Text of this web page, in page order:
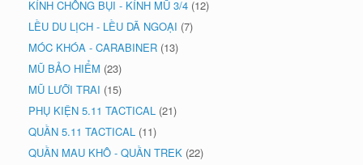
KÍNH CHỐNG BỤI - KÍNH MŨ 3/4 (12)
LỀU DU LỊCH - LỀU DÃ NGOẠI (7)
MÓC KHÓA - CARABINER (13)
MŨ BẢO HIỂM (23)
MŨ LƯỠI TRAI (15)
PHỤ KIỆN 5.11 TACTICAL (21)
QUẦN 5.11 TACTICAL (11)
QUẦN MAU KHÔ - QUẦN TREK (22)